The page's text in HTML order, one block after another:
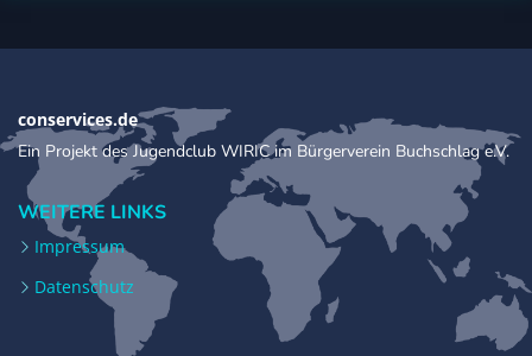
conservices.de
Ein Projekt des Jugendclub WIRIC im Bürgerverein Buchschlag e.V.
WEITERE LINKS
Impressum
Datenschutz